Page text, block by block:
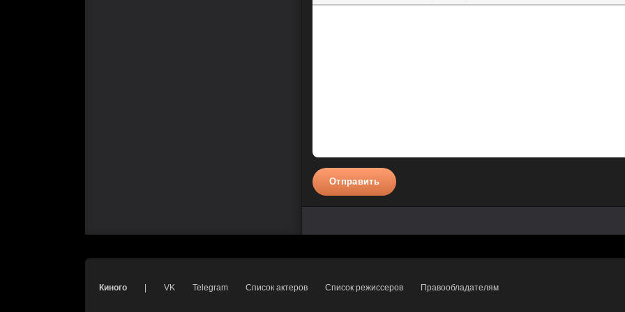
Полужирный
КурсивПодчеркнутый
ЗачеркнутыйВставить смайлик
Вставка цитаты
Вставка спойлера
Отправить
Киного | VK Telegram Список актеров Список режиссеров Правообладателям